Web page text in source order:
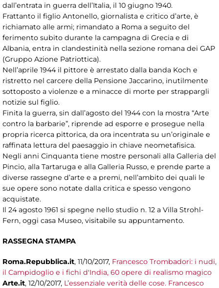
dall’entrata in guerra dell’Italia, il 10 giugno 1940.
Frattanto il figlio Antonello, giornalista e critico d’arte, è
richiamato alle armi; rimandato a Roma a seguito del
ferimento subito durante la campagna di Grecia e di
Albania, entra in clandestinità nella sezione romana dei GAP
(Gruppo Azione Patriottica).
Nell’aprile 1944 il pittore è arrestato dalla banda Koch e
ristretto nel carcere della Pensione Jaccarino, inutilmente
sottoposto a violenze e a minacce di morte per strappargli
notizie sul figlio.
Finita la guerra, sin dall’agosto del 1944 con la mostra “Arte
contro la barbarie”, riprende ad esporre e prosegue nella
propria ricerca pittorica, da ora incentrata su un’originale e
raffinata lettura del paesaggio in chiave neometafisica.
Negli anni Cinquanta tiene mostre personali alla Galleria del
Pincio, alla Tartaruga e alla Galleria Russo, e prende parte a
diverse rassegne d’arte e a premi, nell’ambito dei quali le
sue opere sono notate dalla critica e spesso vengono
acquistate.
Il 24 agosto 1961 si spegne nello studio n. 12 a Villa Strohl-
Fern, oggi casa Museo, visitabile su appuntamento.
RASSEGNA STAMPA
Roma.Repubblica.it, 11/10/2017, Francesco Trombadori: i nudi,
il Campidoglio e i fichi d'India, 60 opere di realismo magico
Arte.it, 12/10/2017, L’essenziale verità delle cose. Francesco